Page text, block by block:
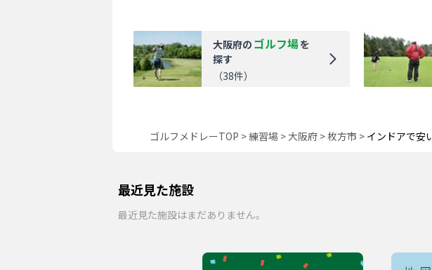
大阪府の ゴルフ場を
探す
（38件）
ゴルフメドレーTOP >練習場 > 大阪府>枚方市 > インドアで安
最近見た施設
最近見た施設はまだありません。